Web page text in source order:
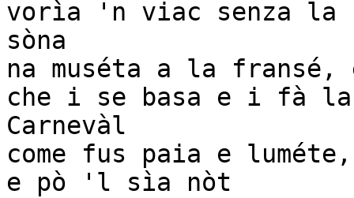
vorìa 'n viac senza la
sòna
na muséta a la
che i se basa e i fà
Carnevàl
come fus paia e
e pò 'l sìa nòt